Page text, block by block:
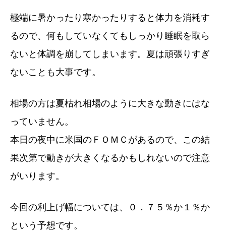
極端に暑かったり寒かったりすると体力を消耗す
るので、何もしていなくてもしっかり睡眠を取ら
ないと体調を崩してしまいます。夏は頑張りすぎ
ないことも大事です。
相場の方は夏枯れ相場のように大きな動きにはな
っていません。
本日の夜中に米国のＦＯＭＣがあるので、この結
果次第で動きが大きくなるかもしれないので注意
がいります。
今回の利上げ幅については、０．７５％か１％か
という予想です。